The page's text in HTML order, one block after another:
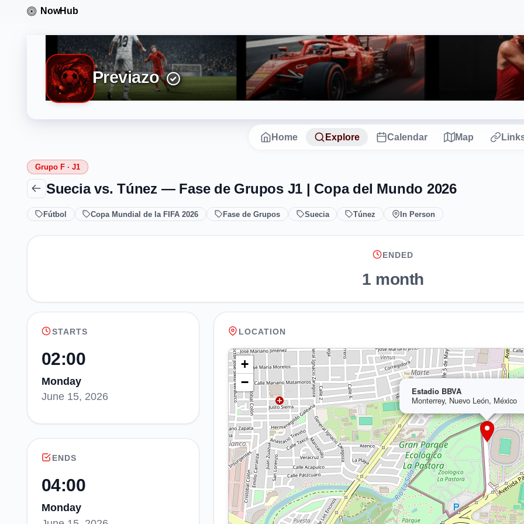
Previazo
Home Explore Calendar Map
Grupo F · J1
Suecia vs. Túnez — Fase de Grupos J1 | Copa del Mundo 2026
Fútbol Copa Mundial de la FIFA 2026 Fase de Grupos Suecia Túnez In Person
ENDED
1 month
STARTS
02:00
Monday
June 15, 2026
ENDS
04:00
Monday
LOCATION
Estadio BBVA
Monterrey, Nuevo León, México
+
−